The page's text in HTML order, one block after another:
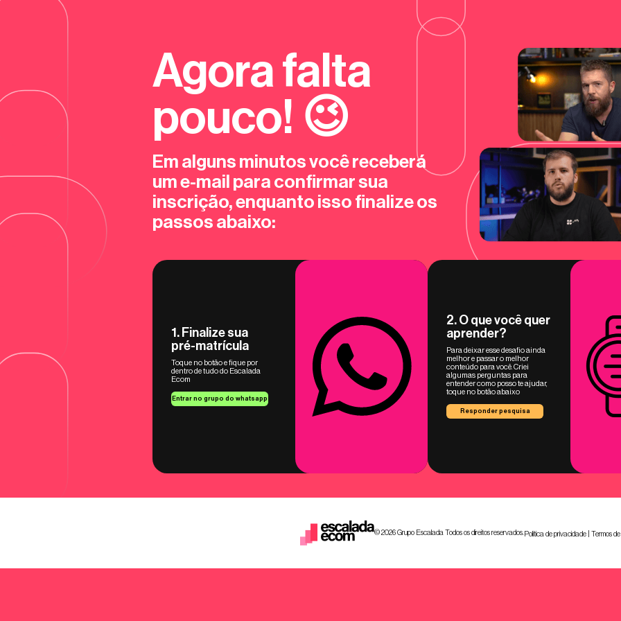
Agora falta
pouco! 😉
Em alguns minutos você receberá
um e-mail para confirmar sua
inscrição, enquanto isso finalize os
passos abaixo:
1. Finalize sua
pré-matrícula
Toque no botão e fique por
dentro de tudo do Escalada
Ecom
Entrar no grupo do whatsapp
2. O que você quer
aprender?
Para deixar esse desafio ainda
melhor e passar o melhor
conteúdo para você. Criei
algumas perguntas para
entender como posso te ajudar,
toque no botão abaixo
Responder pesquisa
© 2026 Grupo Escalada Todos os direitos reservados.Política de privacidade Termos de